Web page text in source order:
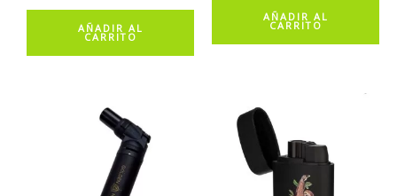
AÑADIR AL
CARRITO
AÑADIR AL
CARRITO